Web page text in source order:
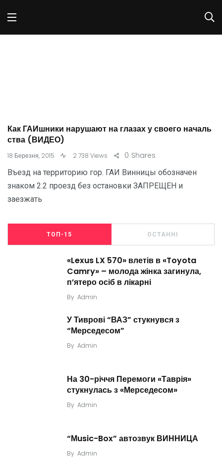
Как ГАИшники нарушают на глазах у своего началь
ства (ВИДЕО)
18 Березня, 2015 2 738 Views Shares
0
Въезд на территорию гор. ГАИ Винницы обозначен
знаком 2.2 проезд без остановки ЗАПРЕЩЕН и
заезжать
ТОП-15 ОСТАННІ
«Lexus LX 570» влетів в «Toyota
Camry» – молода жінка загинула,
п’ятеро осіб в лікарні
By Admin
У Тиврові “ВАЗ” стукнувся з
“Мерседесом”
By Admin
На 30-річчя Перемоги «Таврія»
стукнулась з «Мерседесом»
By Admin
“Мusic-Box” автозвук ВИННИЦА
By Admin